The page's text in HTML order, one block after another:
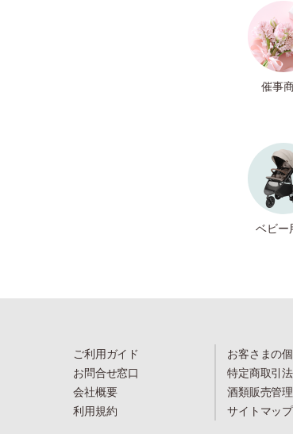
催事
ベビー
ご利用ガイド
お問合せ窓口
会社概要
利用規約
お客さまの
特定商取引
酒類販売管
サイトマップ